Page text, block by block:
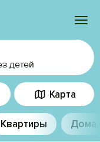
детей
Карта
Квартиры Дома